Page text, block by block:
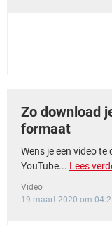
Zo download
formaat
Wens je een video
YouTube... Lees
Video
19 maart 2020 om